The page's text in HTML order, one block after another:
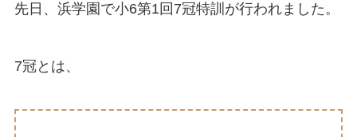
先日、浜学園で小6第1回7冠特訓が行われました。
7冠とは、